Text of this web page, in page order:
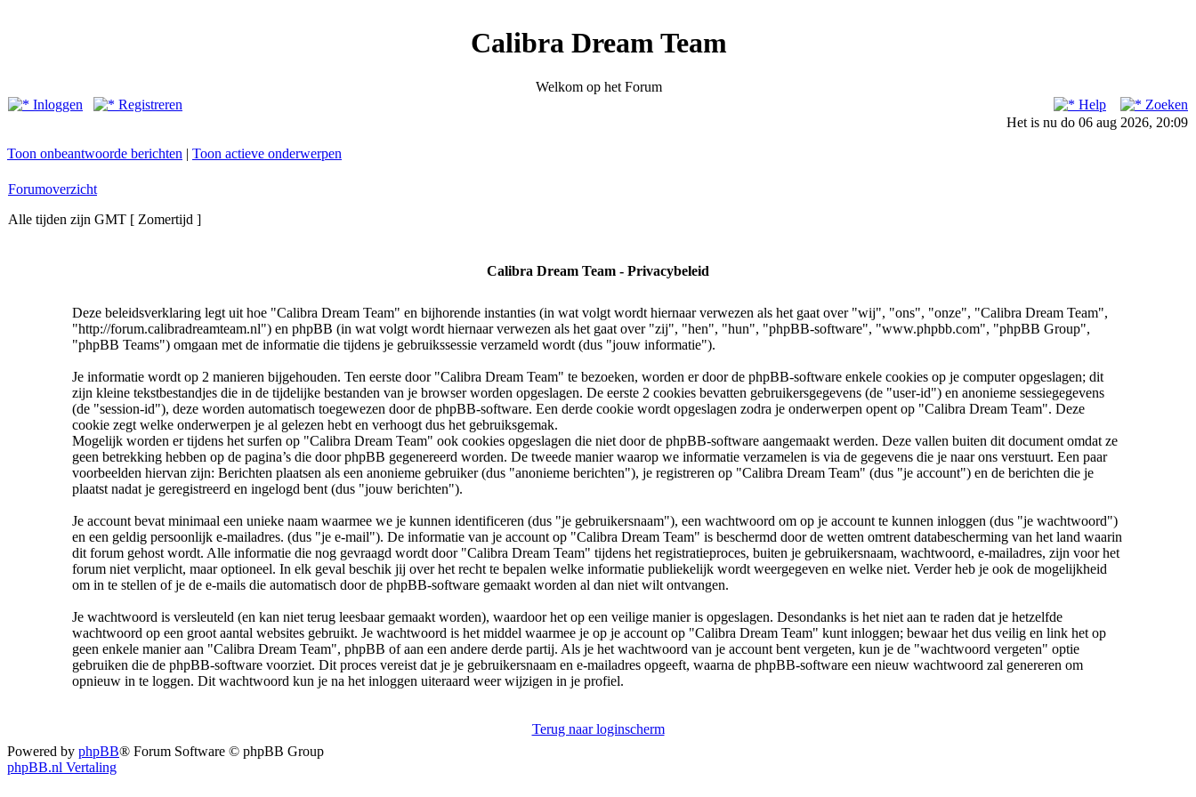
Calibra Dream Team
Welkom op het Forum
Inloggen
Registreren Help
Zoeken
Het is nu do 06 aug 2026, 20:09
Toon onbeantwoorde berichten | Toon actieve onderwerpen
Forumoverzicht
Alle tijden zijn GMT [ Zomertijd ]
Calibra Dream Team - Privacybeleid
Deze beleidsverklaring legt uit hoe "Calibra Dream Team" en bijhorende instanties (in wat volgt wordt hiernaar verwezen als het gaat over "wij", "ons", "onze", "Calibra Dream Team",
"http://forum.calibradreamteam.nl") en phpBB (in wat volgt wordt hiernaar verwezen als het gaat over "zij", "hen", "hun", "phpBB-software", "www.phpbb.com", "phpBB Group",
"phpBB Teams") omgaan met de informatie die tijdens je gebruikssessie verzameld wordt (dus "jouw informatie").
Je informatie wordt op 2 manieren bijgehouden. Ten eerste door "Calibra Dream Team" te bezoeken, worden er door de phpBB-software enkele cookies op je computer opgeslagen; dit
zijn kleine tekstbestandjes die in de tijdelijke bestanden van je browser worden opgeslagen. De eerste 2 cookies bevatten gebruikersgegevens (de "user-id") en anonieme sessiegegevens
(de "session-id"), deze worden automatisch toegewezen door de phpBB-software. Een derde cookie wordt opgeslagen zodra je onderwerpen opent op "Calibra Dream Team". Deze
cookie zegt welke onderwerpen je al gelezen hebt en verhoogt dus het gebruiksgemak.
Mogelijk worden er tijdens het surfen op "Calibra Dream Team" ook cookies opgeslagen die niet door de phpBB-software aangemaakt werden. Deze vallen buiten dit document omdat ze
geen betrekking hebben op de pagina’s die door phpBB gegenereerd worden. De tweede manier waarop we informatie verzamelen is via de gegevens die je naar ons verstuurt. Een paar
voorbeelden hiervan zijn: Berichten plaatsen als een anonieme gebruiker (dus "anonieme berichten"), je registreren op "Calibra Dream Team" (dus "je account") en de berichten die je
plaatst nadat je geregistreerd en ingelogd bent (dus "jouw berichten").
Je account bevat minimaal een unieke naam waarmee we je kunnen identificeren (dus "je gebruikersnaam"), een wachtwoord om op je account te kunnen inloggen (dus "je wachtwoord")
en een geldig persoonlijk e-mailadres. (dus "je e-mail"). De informatie van je account op "Calibra Dream Team" is beschermd door de wetten omtrent databescherming van het land waarin
dit forum gehost wordt. Alle informatie die nog gevraagd wordt door "Calibra Dream Team" tijdens het registratieproces, buiten je gebruikersnaam, wachtwoord, e-mailadres, zijn voor het
forum niet verplicht, maar optioneel. In elk geval beschik jij over het recht te bepalen welke informatie publiekelijk wordt weergegeven en welke niet. Verder heb je ook de mogelijkheid
om in te stellen of je de e-mails die automatisch door de phpBB-software gemaakt worden al dan niet wilt ontvangen.
Je wachtwoord is versleuteld (en kan niet terug leesbaar gemaakt worden), waardoor het op een veilige manier is opgeslagen. Desondanks is het niet aan te raden dat je hetzelfde
wachtwoord op een groot aantal websites gebruikt. Je wachtwoord is het middel waarmee je op je account op "Calibra Dream Team" kunt inloggen; bewaar het dus veilig en link het op
geen enkele manier aan "Calibra Dream Team", phpBB of aan een andere derde partij. Als je het wachtwoord van je account bent vergeten, kun je de "wachtwoord vergeten" optie
gebruiken die de phpBB-software voorziet. Dit proces vereist dat je je gebruikersnaam en e-mailadres opgeeft, waarna de phpBB-software een nieuw wachtwoord zal genereren om
opnieuw in te loggen. Dit wachtwoord kun je na het inloggen uiteraard weer wijzigen in je profiel.
Terug naar loginscherm
Powered by phpBB® Forum Software © phpBB Group
phpBB.nl Vertaling